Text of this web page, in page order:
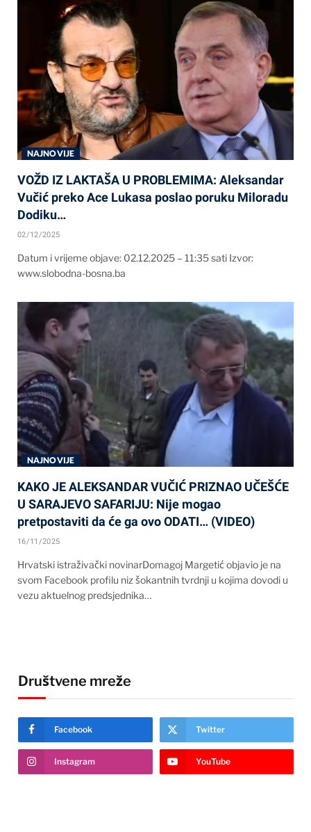
NAJNOVIJE
VOŽD IZ LAKTAŠA U PROBLEMIMA: Aleksandar
Vučić preko Ace Lukasa poslao poruku Miloradu
Dodiku…
02/12/2025
Datum i vrijeme objave: 02.12.2025 – 11:35 sati Izvor:
www.slobodna-bosna.ba
NAJNOVIJE
KAKO JE ALEKSANDAR VUČIĆ PRIZNAO UČEŠĆE
U SARAJEVO SAFARIJU: Nije mogao
pretpostaviti da će ga ovo ODATI… (VIDEO)
16/11/2025
Hrvatski istraživački novinarDomagoj Margetić objavio je na
svom Facebook profilu niz šokantnih tvrdnji u kojima dovodi u
vezu aktuelnog predsjednika…
Društvene mreže
Facebook Twitter
Instagram YouTube